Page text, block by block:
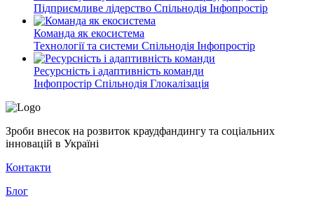
Підприємливе лідерство Спільнодія Інфопростір
Команда як екосистема
Технології та системи Спільнодія Інфопростір
Ресурсність і адаптивність команди
Інфопростір Спільнодія Глокалізація
Зроби внесок на розвиток краудфандингу та соціальних
інновацій в Україні
Контакти
Блог